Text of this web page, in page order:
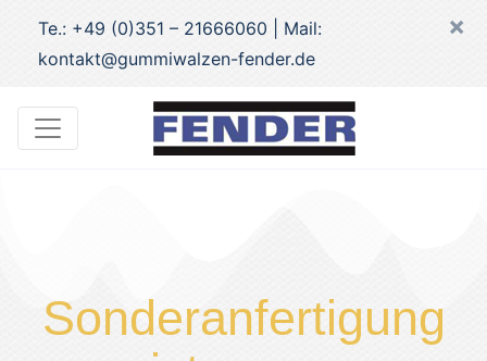
Te.: +49 (0)351 – 21666060 | Mail:
kontakt@gummiwalzen-fender.de
×
Sonderanfertigung